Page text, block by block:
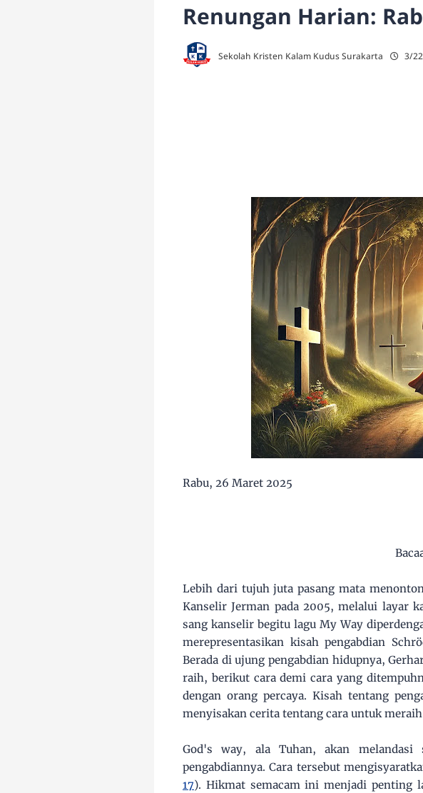
Renungan Harian:
Sekolah Kristen Kalam Kudus Surakarta 3/
Rabu, 26 Maret 2025
Lebih dari tujuh juta pasang mata
Kanselir Jerman pada 2005, melalui layar
sang kanselir begitu lagu My Way
merepresentasikan kisah pengabdian
Berada di ujung pengabdian hidupnya,
raih, berikut cara demi cara yang
dengan orang percaya. Kisah tentang
menyisakan cerita tentang cara untuk
God's way, ala Tuhan, akan melandasi
pengabdiannya. Cara tersebut
17). Hikmat semacam ini menjadi penting